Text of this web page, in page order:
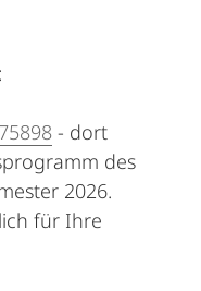
- dort
des
2026.
für Ihre